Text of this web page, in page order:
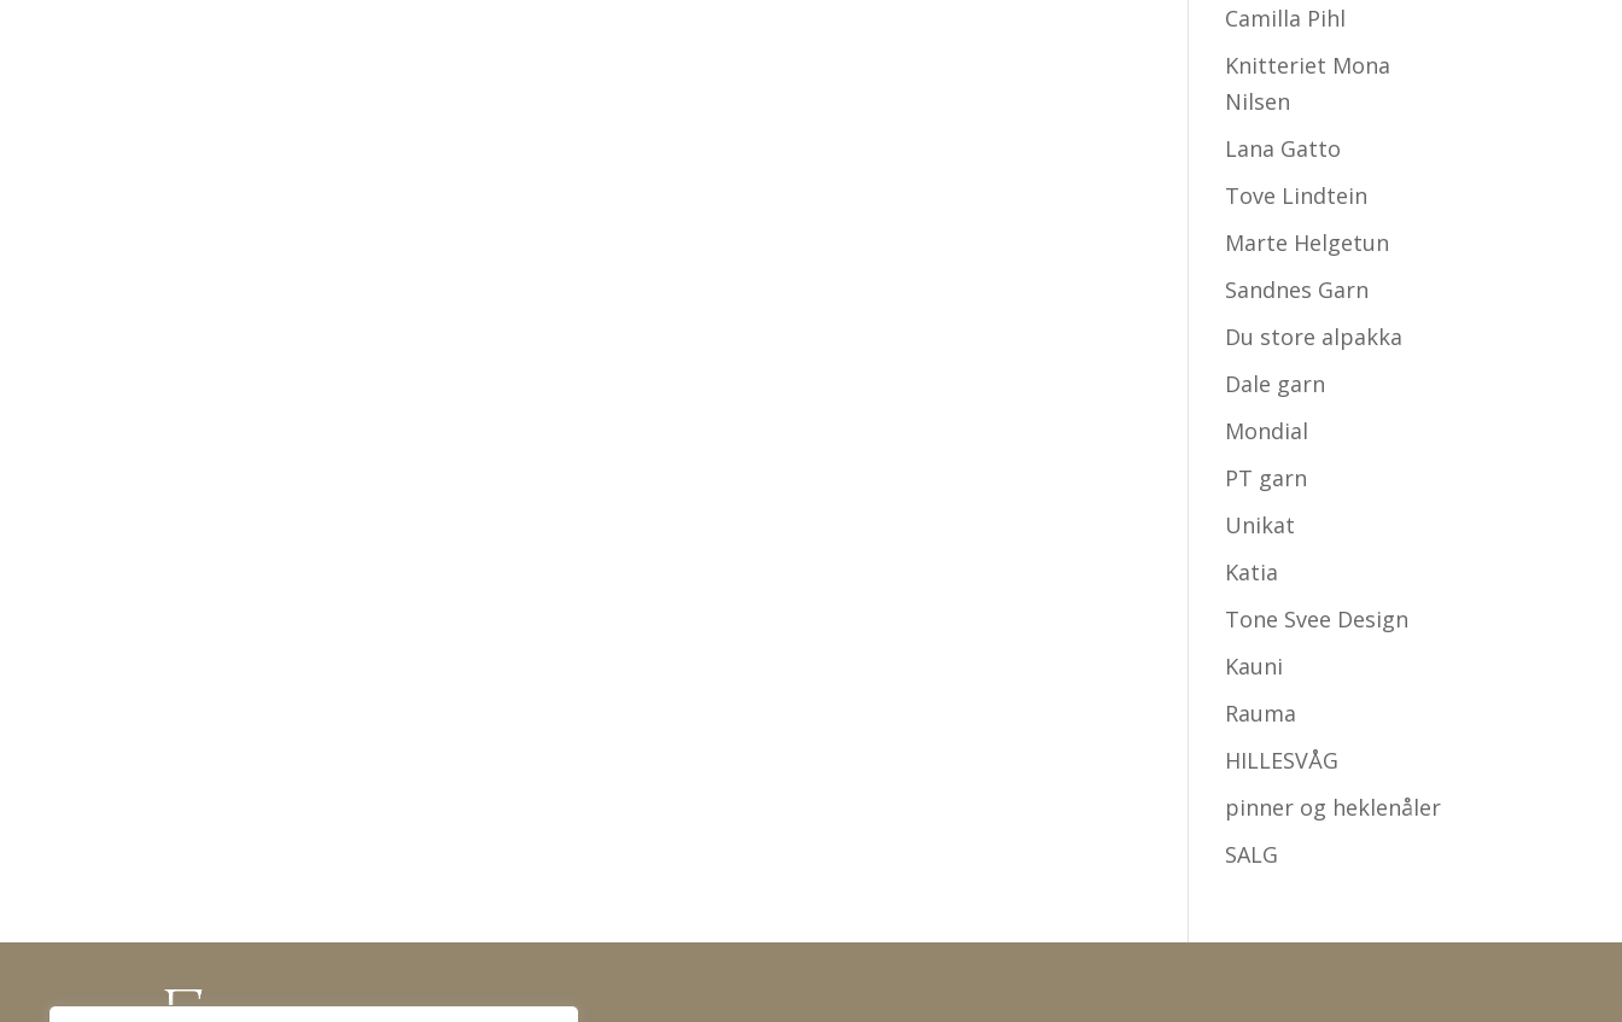
Camilla Pihl
Knitteriet Mona
Nilsen
Lana Gatto
Tove Lindtein
Marte Helgetun
Sandnes Garn
Du store alpakka
Dale garn
Mondial
PT garn
Unikat
Katia
Tone Svee Design
Kauni
Rauma
HILLESVÅG
pinner og heklenåler
SALG